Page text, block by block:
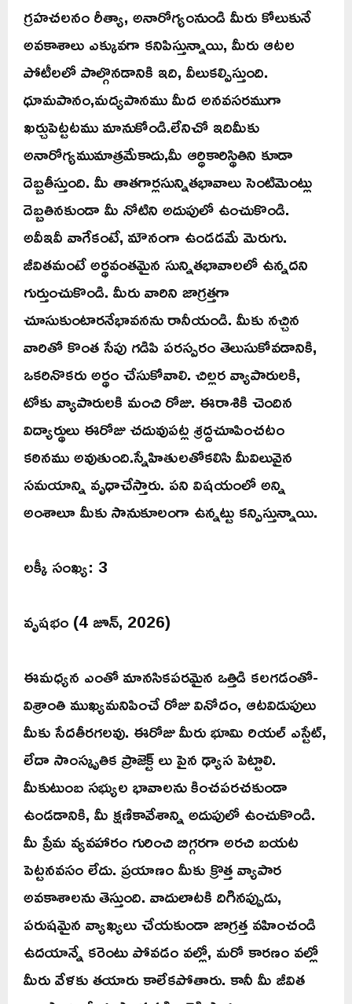
గ్రహచలనం రీత్యా, అనారోగ్యంనుండి మీరు కోలుకునే
అవకాశాలు ఎక్కువగా కనిపిస్తున్నాయి, మీరు ఆటల
పోటీలలో పాల్గొనడానికి ఇది, వీలుకల్పిస్తుంది.
ధూమపానం,మద్యపానము మీద అనవసరముగా
ఖర్చుపెట్టటము మానుకోండి.లేనిచో ఇదిమీకు
అనారోగ్యముమాత్రమేకాదు,మీ ఆర్ధికారిస్థితిని కూడా
దెబ్బతీస్తుంది. మీ తాతగార్లసున్నితభావాలు సెంటిమెంట్లు
దెబ్బతినకుండా మీ నోటిని అదుపులో ఉంచుకొండి.
అవీఇవీ వాగేకంటే, మౌనంగా ఉండడమే మెరుగు.
జీవితమంటే అర్థవంతమైన సున్నితభావాలలో ఉన్నదని
గుర్తుంచుకొండి. మీరు వారిని జాగ్రత్తగా
చూసుకుంటారనేభావనను రానీయండి. మీకు నచ్చిన
వారితో కొంత సేపు గడిపి పరస్పరం తెలుసుకోవడానికి,
ఒకరినొకరు అర్థం చేసుకోవాలి. చిల్లర వ్యాపారులకి,
టోకు వ్యాపారులకి మంచి రోజు. ఈరాశికి చెందిన
విద్యార్థులు ఈరోజు చదువుపట్ల శ్రద్దచూపించటం
కఠినము అవుతుంది.స్నేహితులతోకలిసి మీవిలువైన
సమయాన్ని వృధాచేస్తారు. పని విషయంలో అన్ని
అంశాలూ మీకు సానుకూలంగా ఉన్నట్టు కన్పిస్తున్నాయి.
లక్కీ సంఖ్య: 3
వృషభం (4 జూన్, 2026)
ఈమధ్యన ఎంతో మానసికపరమైన ఒత్తిడి కలగడంతో-
విశ్రాంతి ముఖ్యమనిపించే రోజు వినోదం, ఆటవిడుపులు
మీకు సేదతీరగలవు. ఈరోజు మీరు భూమి రియల్ ఎస్టేట్,
లేదా సాంస్కృతిక ప్రాజెక్ట్ లు పైన ఢ్యాస పెట్టాలి.
మీకుటుంబ సభ్యుల భావాలను కించపరచకుండా
ఉండడానికి, మీ క్షణికావేశాన్ని అదుపులో ఉంచుకొండి.
మీ ప్రేమ వ్యవహారం గురించి బిగ్గరగా అరచి బయట
పెట్టనవసం లేదు. ప్రయాణం మీకు క్రొత్త వ్యాపార
అవకాశాలను తెస్తుంది. వాదులాటకి దిగినప్పుడు,
పరుషమైన వ్యాఖ్యలు చేయకుండా జాగ్రత్త వహించండి
ఉదయాన్నే కరెంటు పోవడం వల్లో, మరో కారణం వల్లో
మీరు వేళకు తయారు కాలేకపోతారు. కానీ మీ జీవిత